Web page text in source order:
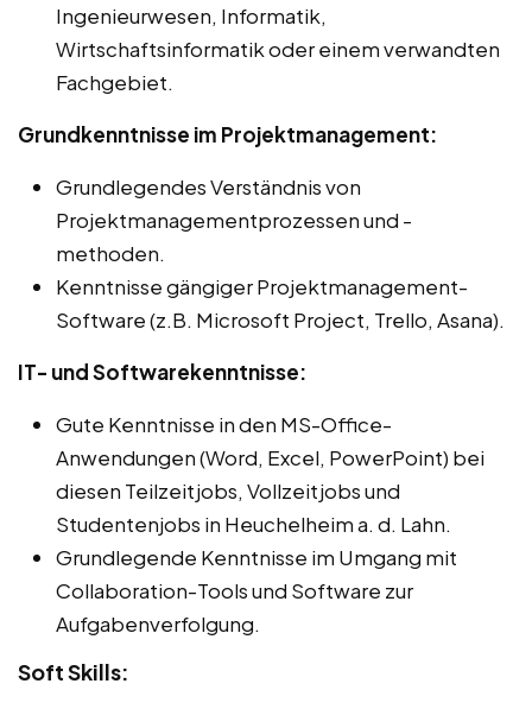
Ingenieurwesen, Informatik,
Wirtschaftsinformatik oder einem verwandten
Fachgebiet.
Grundkenntnisse im Projektmanagement:
Grundlegendes Verständnis von
Projektmanagementprozessen und -
methoden.
Kenntnisse gängiger Projektmanagement-
Software (z.B. Microsoft Project, Trello, Asana).
IT- und Softwarekenntnisse:
Gute Kenntnisse in den MS-Office-
Anwendungen (Word, Excel, PowerPoint) bei
diesen Teilzeitjobs, Vollzeitjobs und
Studentenjobs in Heuchelheim a. d. Lahn.
Grundlegende Kenntnisse im Umgang mit
Collaboration-Tools und Software zur
Aufgabenverfolgung.
Soft Skills: